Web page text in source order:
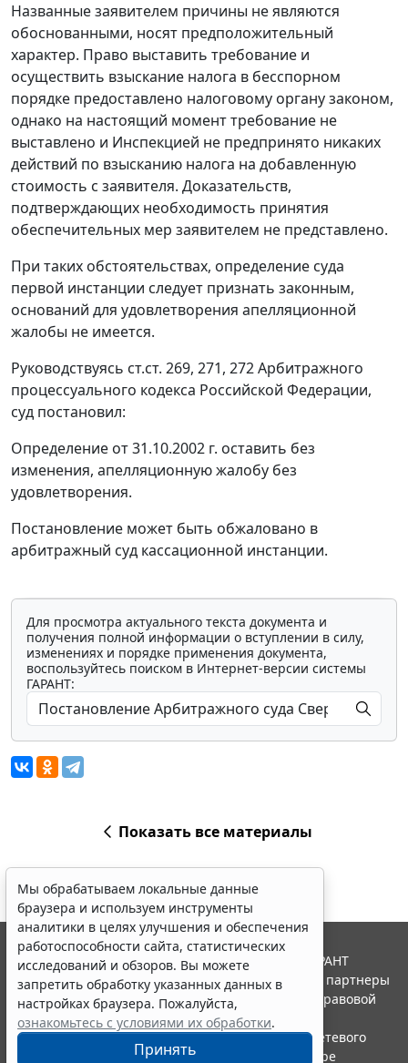
Названные заявителем причины не являются
обоснованными, носят предположительный
характер. Право выставить требование и
осуществить взыскание налога в бесспорном
порядке предоставлено налоговому органу законом,
однако на настоящий момент требование не
выставлено и Инспекцией не предпринято никаких
действий по взысканию налога на добавленную
стоимость с заявителя. Доказательств,
подтверждающих необходимость принятия
обеспечительных мер заявителем не представлено.
При таких обстоятельствах, определение суда
первой инстанции следует признать законным,
оснований для удовлетворения апелляционной
жалобы не имеется.
Руководствуясь ст.ст. 269, 271, 272Арбитражного
процессуального кодекса Российской Федерации,
суд постановил:
Определение от 31.10.2002 г. оставить без
изменения, апелляционную жалобу без
удовлетворения.
Постановление может быть обжаловано в
арбитражный суд кассационной инстанции.
Для просмотра актуального текста документа и
получения полной информации о вступлении в силу,
изменениях и порядке применения документа,
воспользуйтесь поиском в Интернет-версии системы
ГАРАНТ:
Показать все материалы
Мы обрабатываем локальные данные
браузера и используем инструменты
аналитики в целях улучшения и обеспечения
работоспособности сайта, статистических
исследований и обзоров. Вы можете
запретить обработку указанных данных в
настройках браузера. Пожалуйста,
ознакомьтесь с условиями их обработки.
Принять
© ООО "НПП "ГАРАНТ-СЕРВИС", 2026. Система ГАРАНТ
выпускается с 1990 года. Компания "Гарант" и ее партнеры
являются участниками Российской ассоциации правовой
информации ГАРАНТ.
Портал ГАРАНТ.РУ зарегистрирован в качестве сетевого
издания Федеральной службой по надзору в сфере